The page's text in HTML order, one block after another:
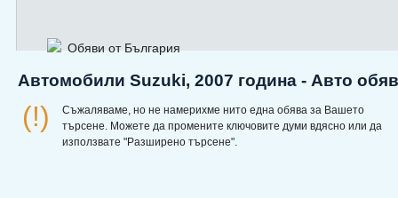
Обяви от България
Автомобили Suzuki, 2007 година - Авто
(!)
Съжаляваме, но не намерихме нито една обява за Вашето
търсене. Можете да промените ключовите думи вдясно или да
използвате "Разширено търсене".